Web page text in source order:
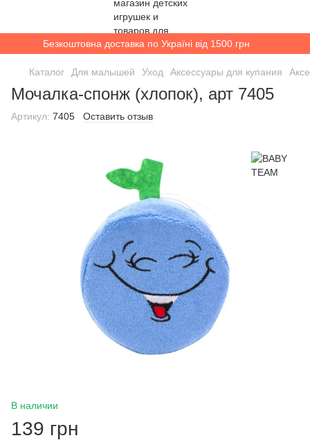
Безкоштовна доставка по Україні від 1500 грн
Каталог Для малышей Уход Аксессуары для купания
Мочалка-спонж (хлопок), арт 7405
Артикул: 7405 Оставить отзыв
В наличии
139 грн